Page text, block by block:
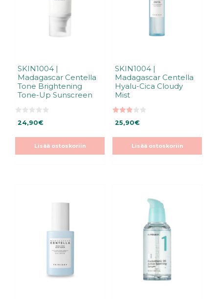
SKIN1004 |
Madagascar Centella
Tone Brightening
Tone-Up Sunscreen
5
s
24,90€
Lisää ostoskoriin
SKIN1004 |
Madagascar Centella
Hyalu-Cica Cloudy
Mist
5:stä
25,90€
Lisää ostoskoriin